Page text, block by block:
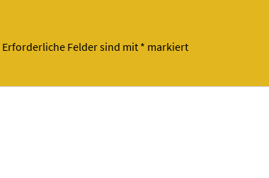
Erforderliche Felder sind mit * markiert